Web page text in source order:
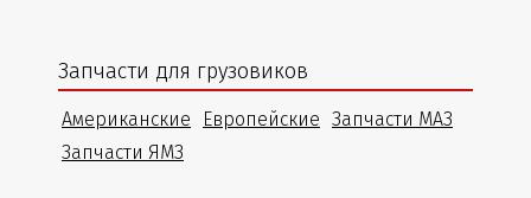
Запчасти для грузовиков
Американские Европейские Запчасти МАЗ
Запчасти ЯМЗ